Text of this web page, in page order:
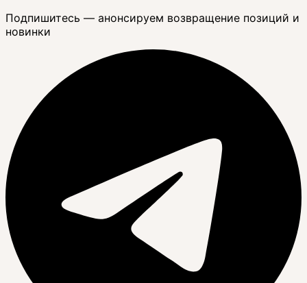
Подпишитесь — анонсируем возвращение позиций и
новинки